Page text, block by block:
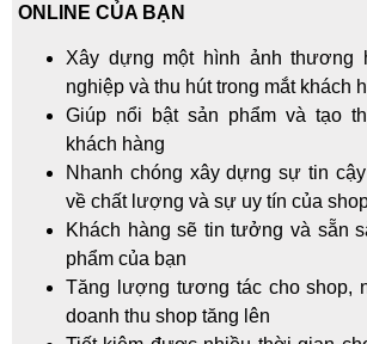
ONLINE CỦA BẠN
Xây dựng một hình ảnh thương
nghiệp và thu hút trong mắt khách
Giúp nổi bật sản phẩm và tạo
khách hàng
Nhanh chóng xây dựng sự tin
về chất lượng và sự uy tín của
Khách hàng sẽ tin tưởng và sẵn
phẩm của bạn
Tăng lượng tương tác cho shop,
doanh thu shop tăng lên